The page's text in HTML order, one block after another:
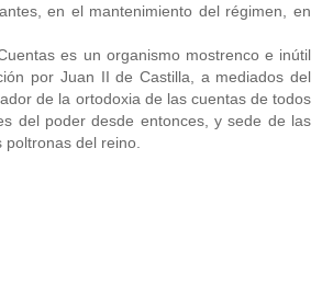
en el mantenimiento del régimen, en
es un organismo mostrenco e inútil
por Juan II de Castilla, a mediados del
de la ortodoxia de las cuentas de todos
del poder desde entonces, y sede de las
poltronas del reino.